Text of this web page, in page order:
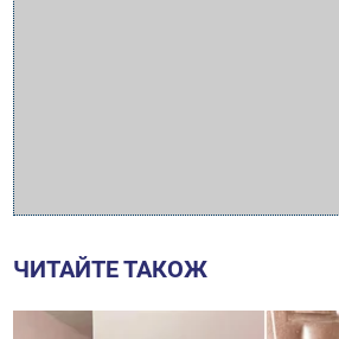
ЧИТАЙТЕ ТАКОЖ